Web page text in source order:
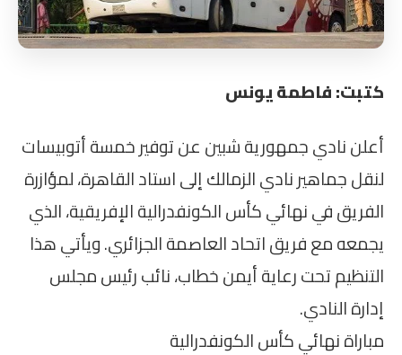
كتبت: فاطمة يونس
أعلن نادي جمهورية شبين عن توفير خمسة أتوبيسات
لنقل جماهير نادي الزمالك إلى استاد القاهرة، لمؤازرة
الفريق في نهائي كأس الكونفدرالية الإفريقية، الذي
يجمعه مع فريق اتحاد العاصمة الجزائري. ويأتي هذا
التنظيم تحت رعاية أيمن خطاب، نائب رئيس مجلس
إدارة النادي.
مباراة نهائي كأس الكونفدرالية